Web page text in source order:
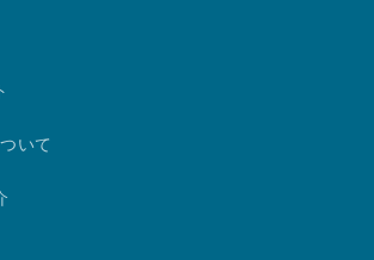
いて